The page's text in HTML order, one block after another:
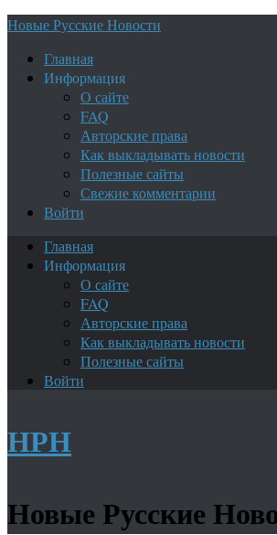
Новые Русские Новости
Главная
Информация
О сайте
FAQ
Авторские права
Как выкладывать новости
Полезные сайты
Свежие комментарии
Войти
Главная
Информация
О сайте
FAQ
Авторские права
Как выкладывать новости
Полезные сайты
Войти
НРН
Новые Русские